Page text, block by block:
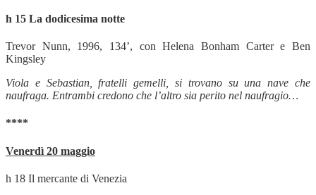
h 15 La dodicesima notte
Trevor Nunn, 1996, 134’, con Helena Bonham Carter e Ben
Kingsley
Viola e Sebastian, fratelli gemelli, si trovano su una nave che
naufraga. Entrambi credono che l’altro sia perito nel naufragio…
****
Venerdì 20 maggio
h 18 Il mercante di Venezia